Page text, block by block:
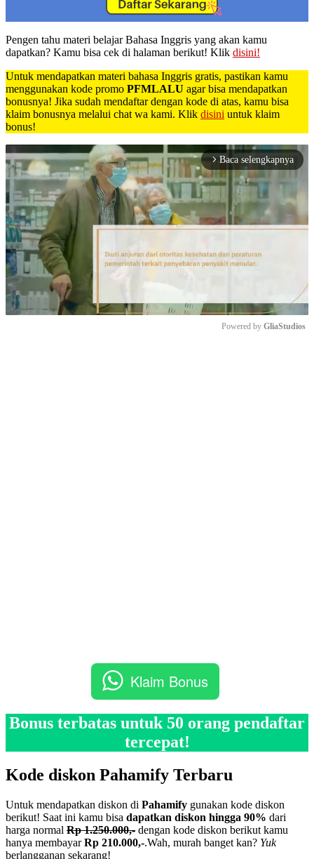
Pengen tahu materi belajar Bahasa Inggris yang akan kamu
dapatkan? Kamu bisa cek di halaman berikut! Klik disini!
Untuk mendapatkan materi bahasa Inggris gratis, pastikan kamu
menggunakan kode promo PFMLALU agar bisa mendapatkan
bonusnya! Jika sudah mendaftar dengan kode di atas, kamu bisa
klaim bonusnya melalui chat wa kami. Klik disini untuk klaim
bonus!
arrow_forward_ios Baca selengkapnya
Powered by GliaStudios
Klaim Bonus
Bonus terbatas untuk 50 orang pendaftar
tercepat!
Kode diskon Pahamify Terbaru
Untuk mendapatkan diskon di Pahamify gunakan kode diskon
berikut! Saat ini kamu bisa dapatkan diskon hingga 90% dari
harga normal Rp 1.250.000,- dengan kode diskon berikut kamu
hanya membayarRp 210.000,-.Wah, murah banget kan? Yuk
berlangganan sekarang!